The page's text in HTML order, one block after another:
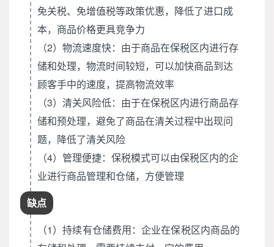
免关税、免增值税等政策优惠，降低了进口成
本，商品价格更具竞争力
（2）物流速度快：由于商品在保税区内进行存
储和处理，物流时间较短，可以加快商品到达
顾客手中的速度，提高物流效率
（3）清关风险低：由于在保税区内进行商品存
储和预处理，避免了商品在清关过程中出现问
题，降低了清关风险
（4）管理便捷：保税模式可以由保税区内的企
业进行商品管理和仓储，方便管理
缺点
（1）持续有仓储费用：企业在保税区内商品的